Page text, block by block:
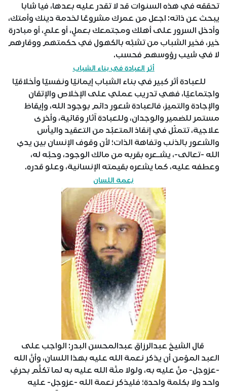
تحققه في هذه السنوات قد لا تقدر عليه بعدها، فيا شابا
يبحث عن ذاته: اجعل من عمرك مشروعًا لخدمة دينك وأمتك،
وأدخل السرور على أهلك ومجتمعك بعملٍ، أو علمٍ، أو مبادرة
خير، فخير الشباب من تشبَّه بالكهول في حكمتهم ووقارهم
لا في شيب رؤوسهم فحسب.
أثر العبادة في بناء الشباب
للعبادة أثر كبير في بناء الشباب إيمانيًا ونفسيًا وأخلاقيًا
واجتماعيًا، فهي تدريب عملي على الإخلاص والإتقان
والإجادة والتميز، فالعبادة شعور دائم بوجود الله، وإيقاظ
مستمر للضمير والوجدان، وللعبادة آثار وقائية، وأخرى
علاجية، تتمثّل في إنقاذ المتعبِّد من التعقيد واليأس
والشعور بالذنب وتفاهة الذات؛ لأن وقوف الإنسان بين يدي
الله -تعالى-، يشـعره بقربه من مالك الوجود، وحبِّه له،
وعطفه عليه، كما يشعره بقيمته الإنسانية، وعلو قدره.
نِعمة اللسان
قال الشيخ عبدالرزاق عبدالمحسن البدر: الواجب على
العبد المؤمن أن يذكر نعمة الله عليه بهذا اللسان، وأنَّ الله
-عزوجل- منَّ عليه به، ولولا منَّة الله عليه به لما تكلَّم بحرفٍ
واحد ولا بكلمة واحدة؛ فليذكر نعمة الله -عزوجل- عليه